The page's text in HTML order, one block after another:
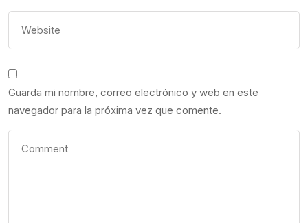
Guarda mi nombre, correo electrónico y web en este
navegador para la próxima vez que comente.